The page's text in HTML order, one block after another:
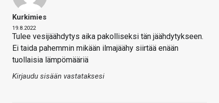
Kurkimies
19.8.2022
Tulee vesijäähdytys aika pakolliseksi tän jäähdytykseen.
Ei taida pahemmin mikään ilmajäähy siirtää enään
tuollaisia lämpömääriä
Kirjaudu sisään vastataksesi